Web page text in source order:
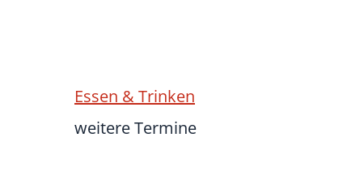
Essen & Trinken
weitere Termine